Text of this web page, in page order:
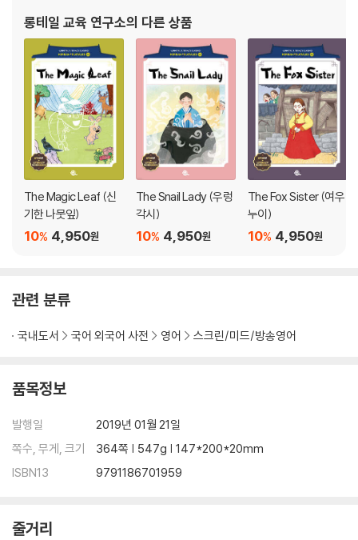
롱테일 교육 연구소의 다른 상품
The Magic Leaf (신
기한 나뭇잎)
4,950원
10%
The Snail Lady (우렁
각시)
4,950원
10%
The Fox Sister (여우
누이)
4,950원
10%
관련 분류
국내도서 국어 외국어 사전 영어 스크린/미드/방송영어
품목정보
발행일
2019년 01월 21일
쪽수, 무게, 크기
364쪽 | 547g | 147*200*20mm
ISBN13
9791186701959
줄거리